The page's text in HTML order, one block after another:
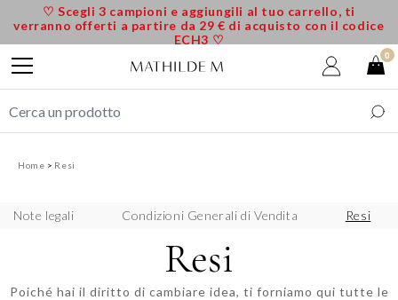
Home Resi
Note legali Condizioni Generali di Vendita Resi
Resi
Poiché hai il diritto di cambiare idea, ti forniamo qui tutte le
♡ Scegli 3 campioni e aggiungili al tuo carrello, ti
verranno offerti a partire da 29 € di acquisto con il codice
ECH3 ♡
0